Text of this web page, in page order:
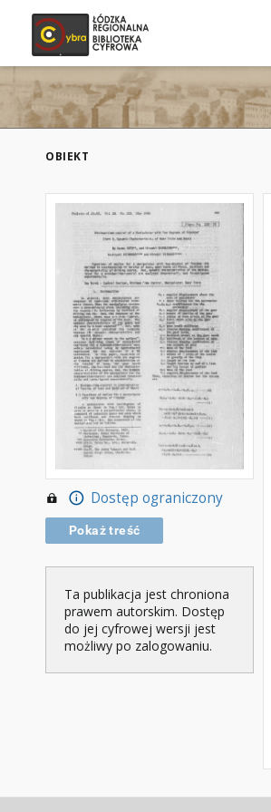
OBIEKT
Dostęp ograniczony
Pokaż treść
Ta publikacja jest chroniona
prawem autorskim. Dostęp
do jej cyfrowej wersji jest
możliwy po zalogowaniu.